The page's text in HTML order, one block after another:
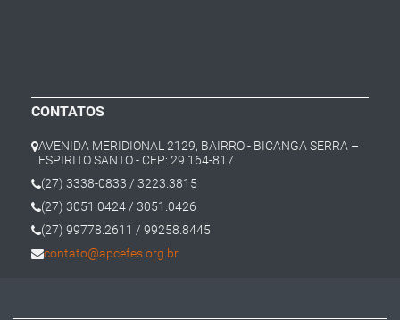
CONTATOS
AVENIDA MERIDIONAL 2129, BAIRRO - BICANGA SERRA –
ESPIRITO SANTO - CEP: 29.164-817
(27) 3338-0833 / 3223.3815
(27) 3051.0424 / 3051.0426
(27) 99778.2611 / 99258.8445
contato@apcefes.org.br